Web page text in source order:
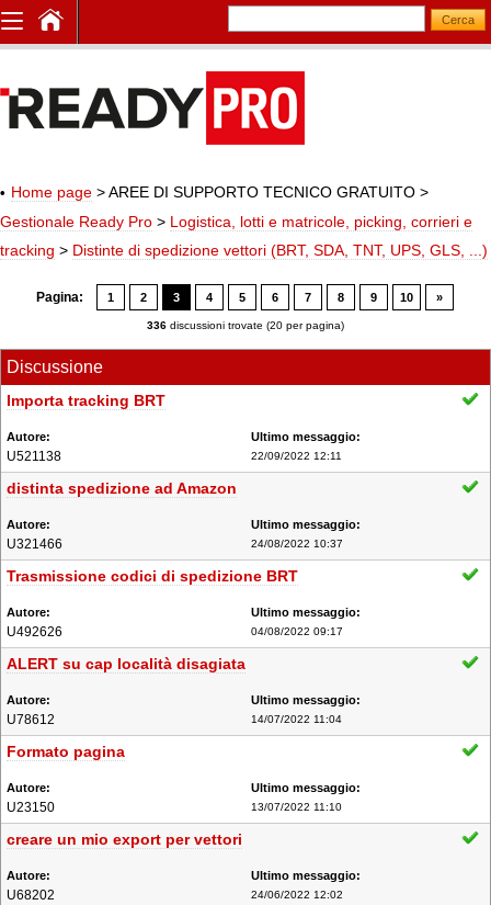
Home page > AREE DI SUPPORTO TECNICO GRATUITO >
Gestionale Ready Pro > Logistica, lotti e matricole, picking, corrieri e
tracking > Distinte di spedizione vettori (BRT, SDA, TNT, UPS, GLS, ...)
Pagina: 1 2 3 4 5 6 7 8 9 10 »
336 discussioni trovate (20 per pagina)
Discussione
Importa tracking BRT
U521138 22/09/2022 12:11
distinta spedizione ad Amazon
U321466 24/08/2022 10:37
Trasmissione codici di spedizione BRT
U492626 04/08/2022 09:17
ALERT su cap località disagiata
U78612 14/07/2022 11:04
Formato pagina
U23150 13/07/2022 11:10
creare un mio export per vettori
U68202 24/06/2022 12:02